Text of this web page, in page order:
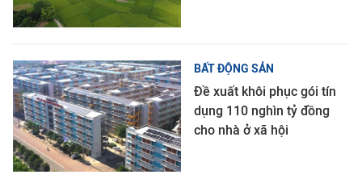
BẤT ĐỘNG SẢN
Đề xuất khôi phục gói tín
dụng 110 nghìn tỷ đồng
cho nhà ở xã hội